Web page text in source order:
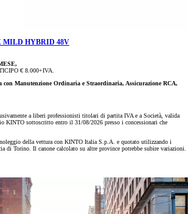
MILD HYBRID 48V
€ 8.000+IVA.
con Manutenzione Ordinaria e Straordinaria, Assicurazione RCA,
a liberi professionisti titolari di partita IVA e a Società, valida
KINTO sottoscritto entro il 31/08/2026 presso i concessionari che
della vettura con KINTO Italia S.p.A. e quotato utilizzando i
di Torino. Il canone calcolato su altre province potrebbe subire variazioni.